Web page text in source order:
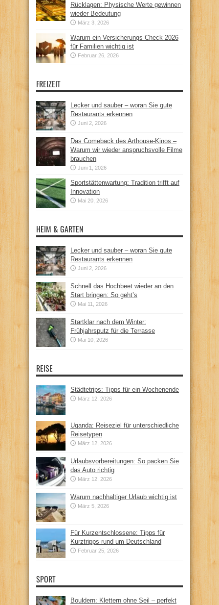
Rücklagen: Physische Werte gewinnen
wieder Bedeutung
März 3, 2026
Warum ein Versicherungs-Check 2026
für Familien wichtig ist
Februar 26, 2026
FREIZEIT
Lecker und sauber – woran Sie gute
Restaurants erkennen
Juni 2, 2026
Das Comeback des Arthouse-Kinos –
Warum wir wieder anspruchsvolle Filme
brauchen
Juni 1, 2026
Sportstättenwartung: Tradition trifft auf
Innovation
Mai 20, 2026
HEIM & GARTEN
Lecker und sauber – woran Sie gute
Restaurants erkennen
Juni 2, 2026
Schnell das Hochbeet wieder an den
Start bringen: So geht’s
Mai 11, 2026
Startklar nach dem Winter:
Frühjahrsputz für die Terrasse
Mai 10, 2026
REISE
Städtetrips: Tipps für ein Wochenende
März 12, 2026
Uganda: Reiseziel für unterschiedliche
Reisetypen
März 12, 2026
Urlaubsvorbereitungen: So packen Sie
das Auto richtig
März 12, 2026
Warum nachhaltiger Urlaub wichtig ist
März 5, 2026
Für Kurzentschlossene: Tipps für
Kurztripps rund um Deutschland
Februar 25, 2026
SPORT
Bouldern: Klettern ohne Seil – perfekt